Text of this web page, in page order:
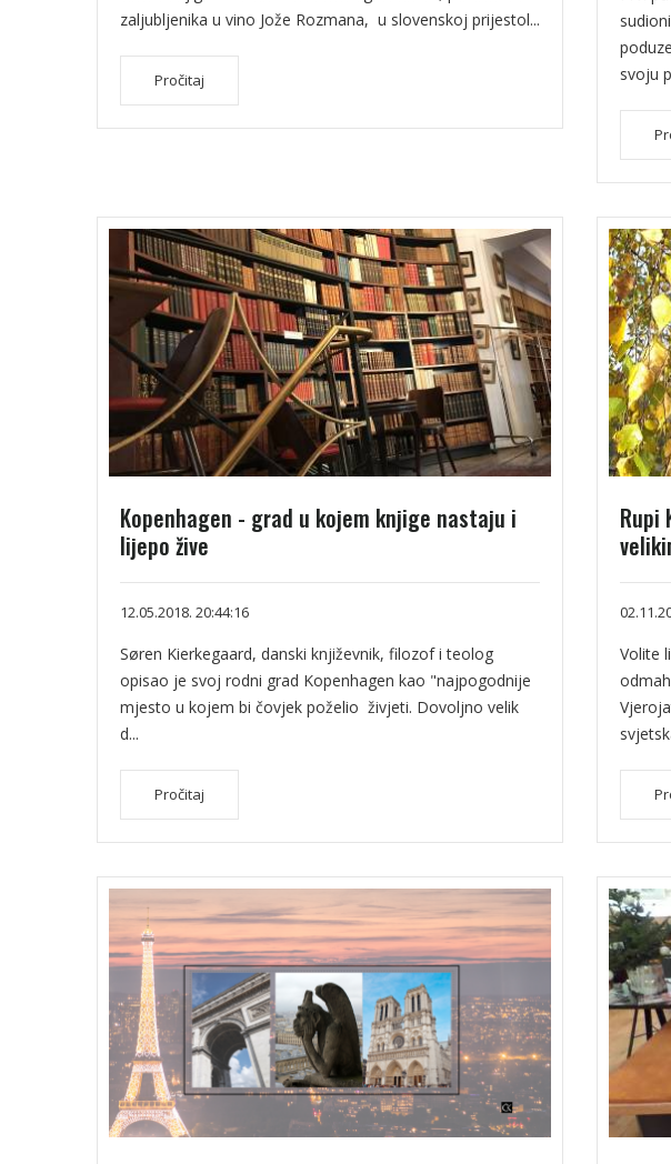
zaljubljenika u vino Jože Rozmana, u slovenskoj prijestol...
Pročitaj
svoju
Kopenhagen - grad u kojem knjige nastaju i
lijepo žive
12.05.2018. 20:44:16
Søren Kierkegaard, danski književnik, filozof i teolog
opisao je svoj rodni grad Kopenhagen kao "najpogodnije
mjesto u kojem bi čovjek poželio živjeti. Dovoljno velik
d...
Pročitaj
Rupi
Volite